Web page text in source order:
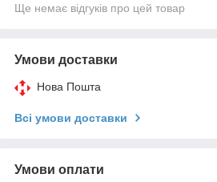
Ще немає відгуків про цей товар
Умови доставки
Нова Пошта
Всі умови доставки
Умови оплати